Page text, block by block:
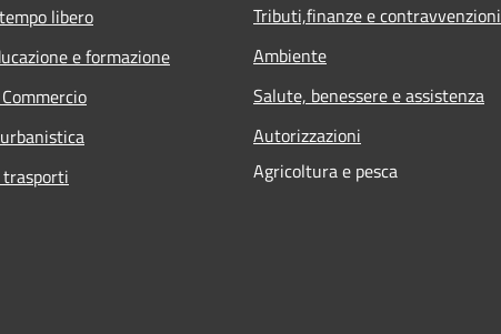
libero
e formazione
Tributi,finanze e contravvenzioni
Ambiente
Salute, benessere e assistenza
Autorizzazioni
Agricoltura e pesca